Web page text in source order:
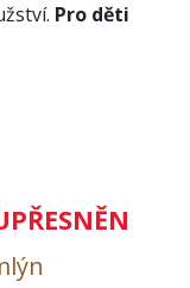
Pro děti